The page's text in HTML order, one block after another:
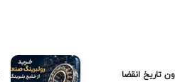
تاریخ انقضا